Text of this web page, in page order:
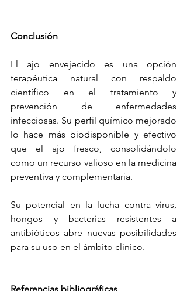
Conclusión
El ajo envejecido es una opción
terapéutica natural con respaldo
científico en el tratamiento y
prevención de enfermedades
infecciosas. Su perfil químico mejorado
lo hace más biodisponible y efectivo
que el ajo fresco, consolidándolo
como un recurso valioso en la medicina
preventiva y complementaria.
Su potencial en la lucha contra virus,
hongos y bacterias resistentes a
antibióticos abre nuevas posibilidades
para su uso en el ámbito clínico.